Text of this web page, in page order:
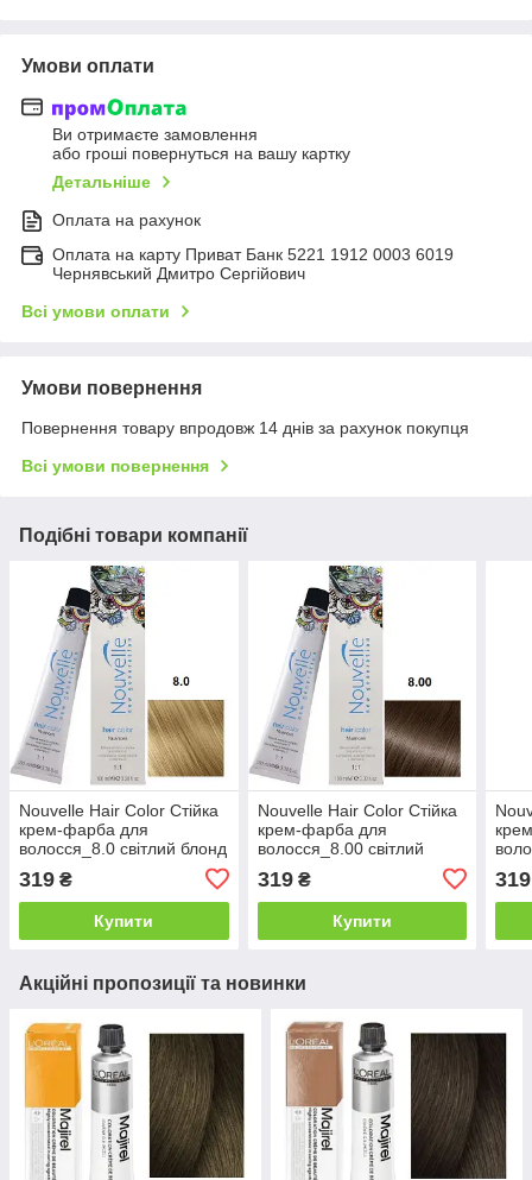
Умови оплати
Ви отримаєте замовлення
або гроші повернуться на вашу картку
Детальніше
Оплата на рахунок
Оплата на карту Приват Банк 5221 1912 0003 6019
Чернявський Дмитро Сергійович
Всі умови оплати
Умови повернення
Повернення товару впродовж 14 днів за рахунок покупця
Всі умови повернення
Подібні товари компанії
Nouvelle Hair Color Стійка
крем-фарба для
волосся_8.0 світлий блонд
100мл
319 ₴
Купити
Nouvelle Hair Color Стійка
крем-фарба для
волосся_8.00 світлий
холодний 100мл
319₴
Купити
319
Акційні пропозиції та новинки